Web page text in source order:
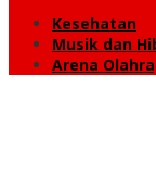
Kesehatan
Musik dan
Arena